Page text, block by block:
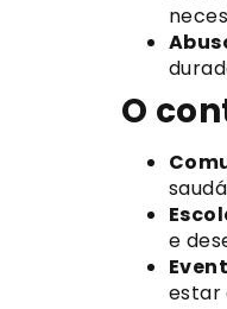
O
e
estar